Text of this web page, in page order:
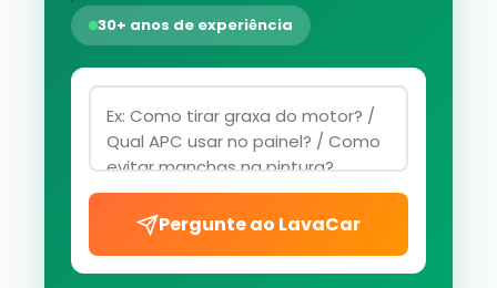
30+ anos de experiência
Pergunte ao LavaCar